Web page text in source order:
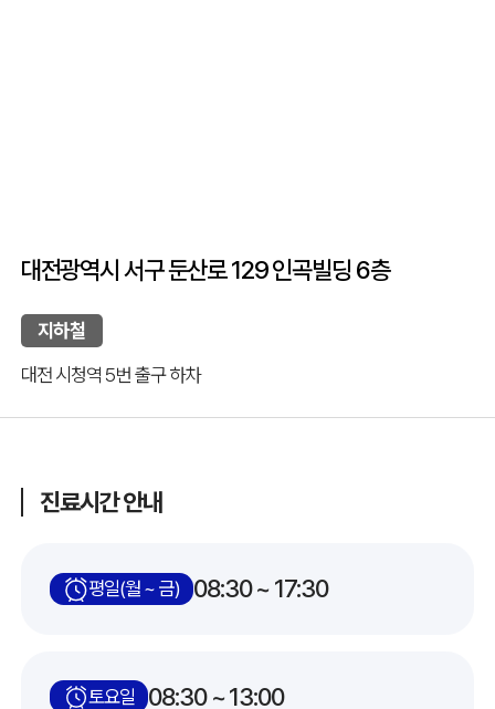
대전광역시 서구 둔산로 129 인곡빌딩 6층
지하철
대전 시청역 5번 출구 하차
진료시간 안내
평일(월 ~ 금) 08:30 ~ 17:30
토요일 08:30 ~ 13:00